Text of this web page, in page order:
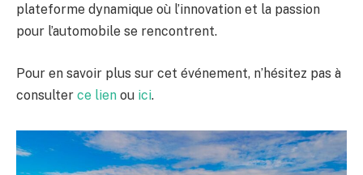
plateforme dynamique où l’innovation et la passion
pour l’automobile se rencontrent.
Pour en savoir plus sur cet événement, n’hésitez pas à
consulter ce lien ou ici.